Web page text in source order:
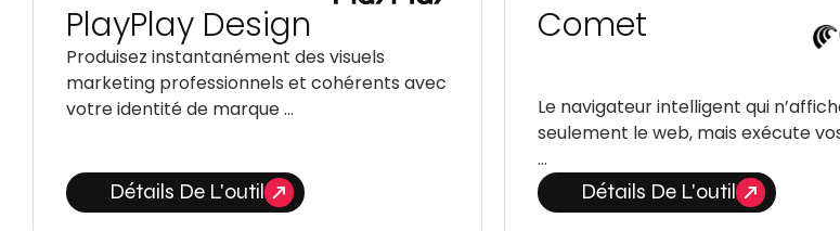
PlayPlay Design
Produisez instantanément des visuels
marketing professionnels et cohérents avec
votre identité de marque …
Détails De L'outil
Comet
Le navigateur intelligent qui
seulement le web, mais exécute
…
Détails De L'outil